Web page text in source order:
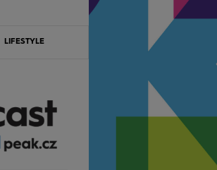
LIFESTYLE